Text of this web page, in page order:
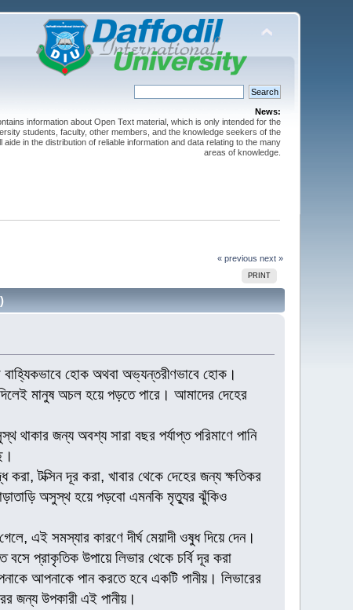
News:
information about Open Text material, which is only intended for the
students, faculty, other members, and the knowledge seekers of the
in the distribution of reliable information and data relating to the many
areas of knowledge.
« previous next »
PRINT
বাহ্যিকভাবে হোক অথবা অভ্যন্তরীণভাবে হোক।
মানুষ অচল হয়ে পড়তে পারে। আমাদের দেহের
থাকার জন্য অবশ্য সারা বছর পর্যাপ্ত পরিমাণে পানি
টক্সিন দূর করা, খাবার থেকে দেহের জন্য ক্ষতিকর
অসুস্থ হয়ে পড়বো এমনকি মৃত্যুর ঝুঁকিও
এই সমস্যার কারণে দীর্ঘ মেয়াদী ওষুধ দিয়ে দেন।
প্রাকৃতিক উপায়ে লিভার থেকে চর্বি দূর করা
আপনাকে পান করতে হবে একটি পানীয়। লিভারের
জন্য উপকারী এই পানীয়।